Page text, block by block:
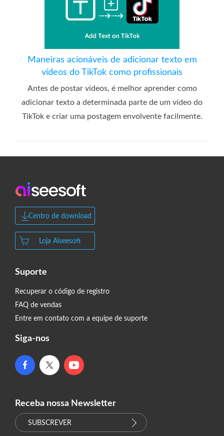
Maneiras acionáveis ​​de adicionar texto em
vídeos do TikTok como profissionais
Antes de postar vídeos, é melhor aprender como
adicionar texto a determinada parte de um vídeo do
TikTok e criar uma postagem envolvente facilmente.
Centro de download
Loja Aiseesoft
Suporte
Recuperar o código de registro
FAQ de vendas
Entre em contato com a equipe de suporte
Siga-nos
Receba nossa Newsletter
SUBSCREVER